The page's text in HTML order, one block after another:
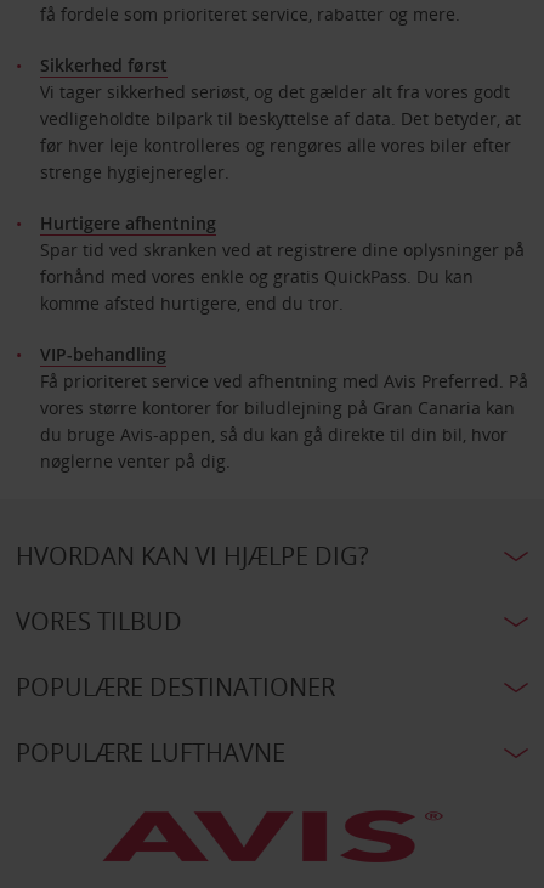
få fordele som prioriteret service, rabatter og mere.
Sikkerhed først
Vi tager sikkerhed seriøst, og det gælder alt fra vores godt
vedligeholdte bilpark til beskyttelse af data. Det betyder, at
før hver leje kontrolleres og rengøres alle vores biler efter
strenge hygiejneregler.
Hurtigere afhentning
Spar tid ved skranken ved at registrere dine oplysninger på
forhånd med vores enkle og gratis QuickPass. Du kan
komme afsted hurtigere, end du tror.
VIP-behandling
Få prioriteret service ved afhentning med Avis Preferred. På
vores større kontorer for biludlejning på Gran Canaria kan
du bruge Avis-appen, så du kan gå direkte til din bil, hvor
nøglerne venter på dig.
HVORDAN KAN VI HJÆLPE DIG?
VORES TILBUD
POPULÆRE DESTINATIONER
POPULÆRE LUFTHAVNE